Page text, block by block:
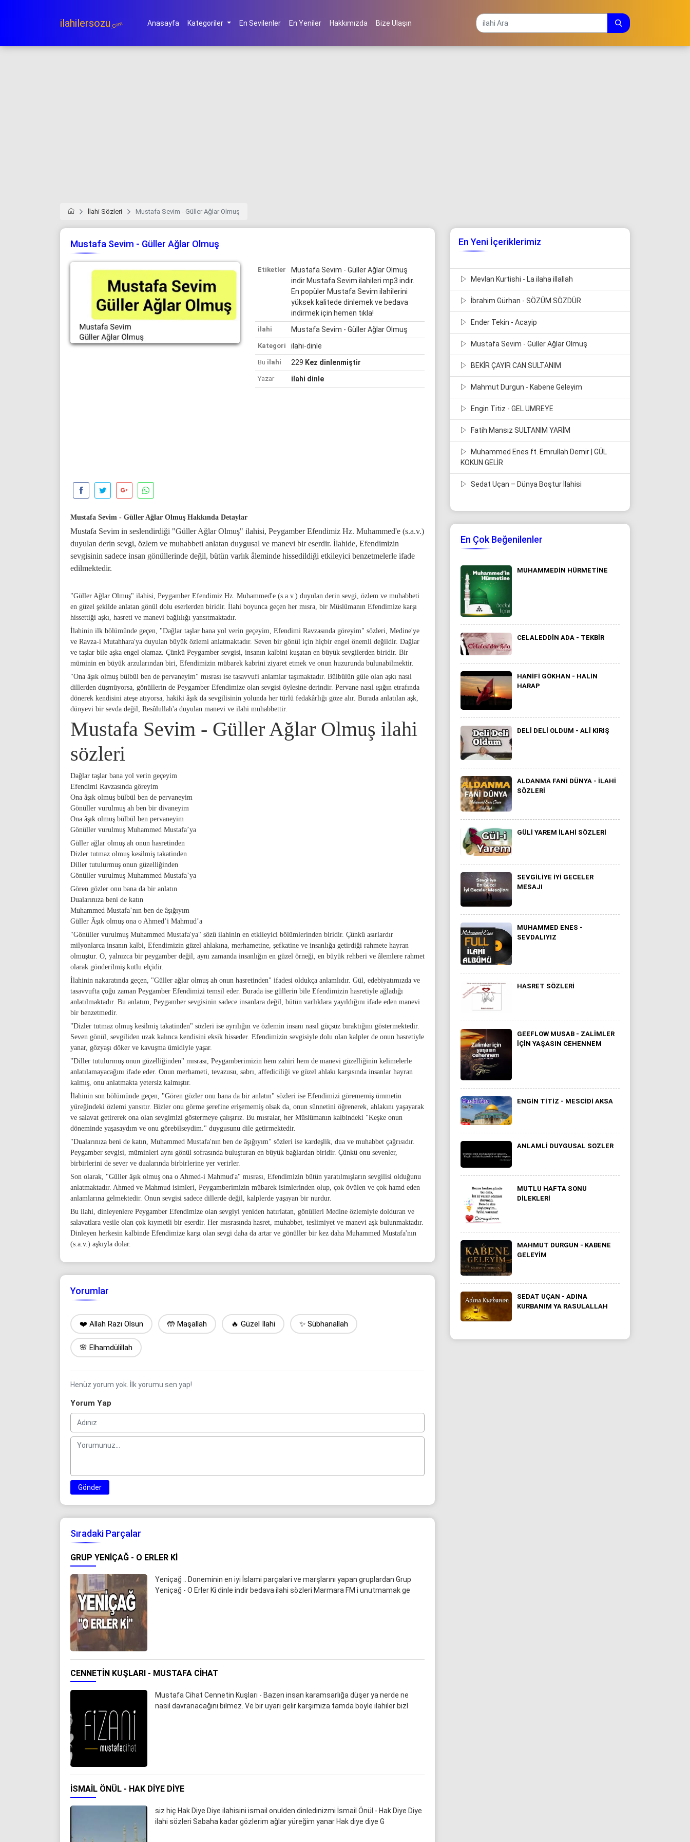
ilahilersozu.Com Anasayfa Kategoriler En Sevilenler En Yeniler Hakkımızda Bize Ulaşın
İlahi Sözleri Mustafa Sevim - Güller Ağlar Olmuş
Mustafa Sevim - Güller Ağlar Olmuş
Etiketler
Mustafa Sevim - Güller Ağlar Olmuş
indir Mustafa Sevim ilahileri mp3 indir.
En popüler Mustafa Sevim ilahilerini
yüksek kalitede dinlemek ve bedava
indirmek için hemen tıkla!
ilahi Mustafa Sevim - Güller Ağlar Olmuş
Kategori ilahi-dinle
Bu ilahi 229 Kez dinlenmiştir
Yazar ilahi dinle
Mustafa Sevim - Güller Ağlar Olmuş Hakkında Detaylar
Mustafa Sevim in seslendirdiği "Güller Ağlar Olmuş" ilahisi, Peygamber Efendimiz Hz. Muhammed'e (s.a.v.)
duyulan derin sevgi, özlem ve muhabbeti anlatan duygusal ve manevi bir eserdir. İlahide, Efendimizin
sevgisinin sadece insan gönüllerinde değil, bütün varlık âleminde hissedildiği etkileyici benzetmelerle ifade
edilmektedir.
"Güller Ağlar Olmuş" ilahisi, Peygamber Efendimiz Hz. Muhammed'e (s.a.v.) duyulan derin sevgi, özlem ve muhabbeti
en güzel şekilde anlatan gönül dolu eserlerden biridir. İlahi boyunca geçen her mısra, bir Müslümanın Efendimize karşı
hissettiği aşkı, hasreti ve manevi bağlılığı yansıtmaktadır.
İlahinin ilk bölümünde geçen, "Dağlar taşlar bana yol verin geçeyim, Efendimi Ravzasında göreyim" sözleri, Medine'ye
ve Ravza-i Mutahhara'ya duyulan büyük özlemi anlatmaktadır. Seven bir gönül için hiçbir engel önemli değildir. Dağlar
ve taşlar bile aşka engel olamaz. Çünkü Peygamber sevgisi, insanın kalbini kuşatan en büyük sevgilerden biridir. Bir
müminin en büyük arzularından biri, Efendimizin mübarek kabrini ziyaret etmek ve onun huzurunda bulunabilmektir.
"Ona âşık olmuş bülbül ben de pervaneyim" mısrası ise tasavvufi anlamlar taşımaktadır. Bülbülün güle olan aşkı nasıl
dillerden düşmüyorsa, gönüllerin de Peygamber Efendimize olan sevgisi öylesine derindir. Pervane nasıl ışığın etrafında
dönerek kendisini ateşe atıyorsa, hakiki âşık da sevgilisinin yolunda her türlü fedakârlığı göze alır. Burada anlatılan aşk,
dünyevi bir sevda değil, Resûlullah'a duyulan manevi ve ilahi muhabbettir.
Mustafa Sevim - Güller Ağlar Olmuş ilahi
sözleri
Dağlar taşlar bana yol verin geçeyim
Efendimi Ravzasında göreyim
Ona âşık olmuş bülbül ben de pervaneyim
Gönüller vurulmuş ah ben bir divaneyim
Ona âşık olmuş bülbül ben pervaneyim
Gönüller vurulmuş Muhammed Mustafa’ya
Güller ağlar olmuş ah onun hasretinden
Dizler tutmaz olmuş kesilmiş takatinden
Diller tutulurmuş onun güzelliğinden
Gönüller vurulmuş Muhammed Mustafa’ya
Gören gözler onu bana da bir anlatın
Dualarınıza beni de katın
Muhammed Mustafa’nın ben de âşığıyım
Güller Âşık olmuş ona o Ahmed’i Mahmud’a
"Gönüller vurulmuş Muhammed Mustafa'ya" sözü ilahinin en etkileyici bölümlerinden biridir. Çünkü asırlardır
milyonlarca insanın kalbi, Efendimizin güzel ahlakına, merhametine, şefkatine ve insanlığa getirdiği rahmete hayran
olmuştur. O, yalnızca bir peygamber değil, aynı zamanda insanlığın en güzel örneği, en büyük rehberi ve âlemlere rahmet
olarak gönderilmiş kutlu elçidir.
İlahinin nakaratında geçen, "Güller ağlar olmuş ah onun hasretinden" ifadesi oldukça anlamlıdır. Gül, edebiyatımızda ve
tasavvufta çoğu zaman Peygamber Efendimizi temsil eder. Burada ise güllerin bile Efendimizin hasretiyle ağladığı
anlatılmaktadır. Bu anlatım, Peygamber sevgisinin sadece insanlara değil, bütün varlıklara yayıldığını ifade eden manevi
bir benzetmedir.
"Dizler tutmaz olmuş kesilmiş takatinden" sözleri ise ayrılığın ve özlemin insanı nasıl güçsüz bıraktığını göstermektedir.
Seven gönül, sevgiliden uzak kalınca kendisini eksik hisseder. Efendimizin sevgisiyle dolu olan kalpler de onun hasretiyle
yanar, gözyaşı döker ve kavuşma ümidiyle yaşar.
"Diller tutulurmuş onun güzelliğinden" mısrası, Peygamberimizin hem zahiri hem de manevi güzelliğinin kelimelerle
anlatılamayacağını ifade eder. Onun merhameti, tevazusu, sabrı, affediciliği ve güzel ahlakı karşısında insanlar hayran
kalmış, onu anlatmakta yetersiz kalmıştır.
İlahinin son bölümünde geçen, "Gören gözler onu bana da bir anlatın" sözleri ise Efendimizi görememiş ümmetin
yüreğindeki özlemi yansıtır. Bizler onu görme şerefine erişememiş olsak da, onun sünnetini öğrenerek, ahlakını yaşayarak
ve salavat getirerek ona olan sevgimizi göstermeye çalışırız. Bu mısralar, her Müslümanın kalbindeki "Keşke onun
döneminde yaşasaydım ve onu görebilseydim." duygusunu dile getirmektedir.
"Dualarınıza beni de katın, Muhammed Mustafa'nın ben de âşığıyım" sözleri ise kardeşlik, dua ve muhabbet çağrısıdır.
Peygamber sevgisi, müminleri aynı gönül sofrasında buluşturan en büyük bağlardan biridir. Çünkü onu sevenler,
birbirlerini de sever ve dualarında birbirlerine yer verirler.
Son olarak, "Güller âşık olmuş ona o Ahmed-i Mahmud'a" mısrası, Efendimizin bütün yaratılmışların sevgilisi olduğunu
anlatmaktadır. Ahmed ve Mahmud isimleri, Peygamberimizin mübarek isimlerinden olup, çok övülen ve çok hamd eden
anlamlarına gelmektedir. Onun sevgisi sadece dillerde değil, kalplerde yaşayan bir nurdur.
Bu ilahi, dinleyenlere Peygamber Efendimize olan sevgiyi yeniden hatırlatan, gönülleri Medine özlemiyle dolduran ve
salavatlara vesile olan çok kıymetli bir eserdir. Her mısrasında hasret, muhabbet, teslimiyet ve manevi aşk bulunmaktadır.
Dinleyen herkesin kalbinde Efendimize karşı olan sevgi daha da artar ve gönüller bir kez daha Muhammed Mustafa'nın
(s.a.v.) aşkıyla dolar.
Yorumlar
❤️ Allah Razı Olsun 🤲 Maşallah 🔥 Güzel İlahi ✨ Sübhanallah
🌸 Elhamdülillah
Henüz yorum yok. İlk yorumu sen yap!
Yorum Yap
Gönder
Sıradaki Parçalar
GRUP YENIÇAĞ - O ERLER KI
Yeniçağ .. Doneminin en iyi İslami parçalari ve marşlarını yapan gruplardan Grup
Yeniçağ - O Erler Ki dinle indir bedava ilahi sözleri Marmara FM i unutmamak ge
CENNETIN KUŞLARI - MUSTAFA CIHAT
Mustafa Cihat Cennetin Kuşları - Bazen insan karamsarlığa düşer ya nerde ne
nasıl davranacağını bilmez. Ve bir uyarı gelir karşımıza tamda böyle ilahiler bizl
İSMAIL ÖNÜL - HAK DIYE DIYE
siz hiç Hak Diye Diye ilahisini ismail onulden dinledinizmi İsmail Önül - Hak Diye Diye
ilahi sözleri Sabaha kadar gözlerim ağlar yüreğim yanar Hak diye diye G
En Yeni İçeriklerimiz
Mevlan Kurtishi - La ilaha illallah
İbrahim Gürhan - SÖZÜM SÖZDÜR
Ender Tekin - Acayip
Mustafa Sevim - Güller Ağlar Olmuş
BEKİR ÇAYIR CAN SULTANIM
Mahmut Durgun - Kabene Geleyim
Engin Titiz - GEL UMREYE
Fatih Mansız SULTANIM YARİM
Muhammed Enes ft. Emrullah Demir | GÜL
KOKUN GELİR
Sedat Uçan – Dünya Boştur İlahisi
En Çok Beğenilenler
MUHAMMEDIN HÜRMETINE
CELALEDDIN ADA - TEKBIR
HANIFI GÖKHAN - HALIN
HARAP
DELI DELI OLDUM - ALI KIRIŞ
ALDANMA FANI DÜNYA - ILAHI
SÖZLERI
GÜLI YAREM ILAHI SÖZLERI
SEVGILIYE IYI GECELER
MESAJI
MUHAMMED ENES -
SEVDALIYIZ
HASRET SÖZLERI
GEEFLOW MUSAB - ZALIMLER
IÇIN YAŞASIN CEHENNEM
ENGIN TITIZ - MESCIDI AKSA
ANLAMLI DUYGUSAL SOZLER
MUTLU HAFTA SONU
DILEKLERI
MAHMUT DURGUN - KABENE
GELEYIM
SEDAT UÇAN - ADINA
KURBANIM YA RASULALLAH